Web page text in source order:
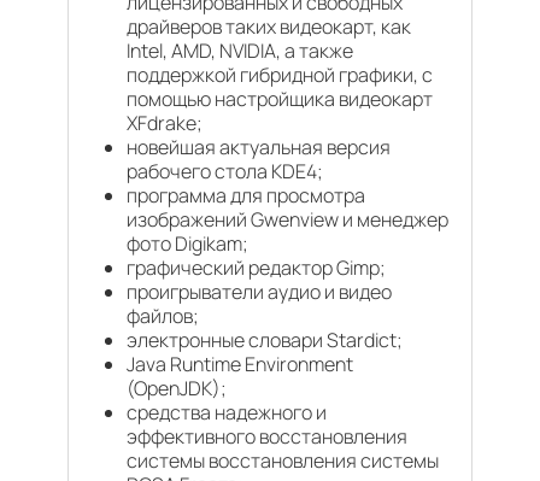
драйверов таких видеокарт, как
Intel, AMD, NVIDIA, а также
поддержкой гибридной графики, с
помощью настройщика видеокарт
XFdrake;
новейшая актуальная версия
рабочего стола KDE4;
программа для просмотра
изображений Gwenview и менеджер
фото Digikam;
графический редактор Gimp;
проигрыватели аудио и видео
файлов;
электронные словари Stardict;
Java Runtime Environment
(OpenJDK);
средства надежного и
эффективного восстановления
системы восстановления системы